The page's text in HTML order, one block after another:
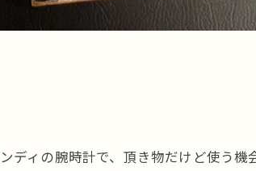
ィの腕時計で、頂き物だけど使う機